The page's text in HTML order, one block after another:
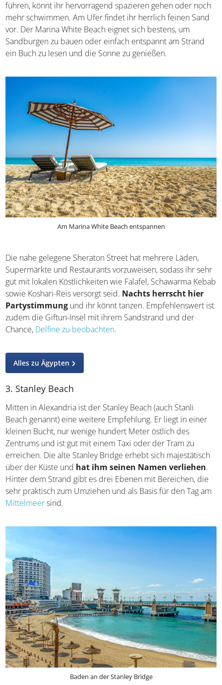
Entlang der künstlichen Kanäle, die vom Wasser ins Inland
führen, könnt ihr hervorragend spazieren gehen oder
noch mehr schwimmen. Am Ufer findet ihr herrlich
feinen Sand vor. Der Marina White Beach eignet sich
bestens, um Sandburgen zu bauen oder einfach
Am Marina White Beach entspannen
Die nahe gelegene Sheraton Street hat mehrere Läden,
Supermärkte und Restaurants vorzuweisen, sodass ihr
sehr gut mit lokalen Köstlichkeiten wie Falafel, Schawarma
Kebab sowie Koshari-Reis versorgt seid.Nachts
herrscht hier Partystimmung
Sandstrand und der Chance,
Alles zu Ägypten
3. Stanley Beach
Mitten in Alexandria ist der Stanley Beach (auch Stanli
Beach genannt) eine weitere Empfehlung. Er liegt in einer
kleinen Bucht, nur wenige hundert Meter östlich des
Zentrums und ist gut mit einem Taxi oder der Tram zu
erreichen. Die alte Stanley Bridge erhebt sich
majestätisch über der Küste undhat ihm seinen
Namen verliehen
und als Basis für den Tag amMittelmeersind.